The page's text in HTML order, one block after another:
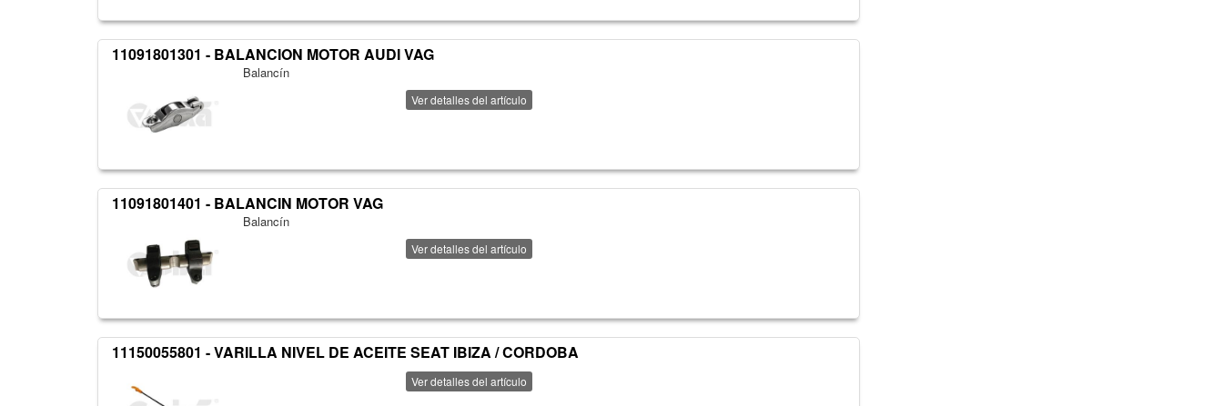
11091801301 - BALANCION MOTOR AUDI VAG
Balancín
Ver detalles del artículo
11091801401 - BALANCIN MOTOR VAG
Balancín
Ver detalles del artículo
11150055801 - VARILLA NIVEL DE ACEITE SEAT IBIZA / CORDOBA
Ver detalles del artículo